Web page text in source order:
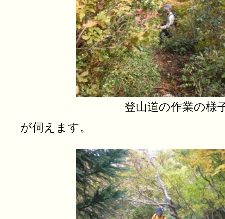
登山道の作業の様子 背
が伺えます。